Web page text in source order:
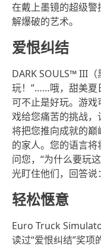
在戴上墨镜的超级
解爆破的艺术。
爱恨纠结
DARK SOULS™ III
玩！”……哦，甜美夏
可不止是好玩。游
戏给您痛苦的挑战
将把您推向成就的
的家人。您的语言
问您，“为什么要玩
光盯住他们，回答说
轻松惬意
Euro Truck
读过“爱恨纠结”奖项